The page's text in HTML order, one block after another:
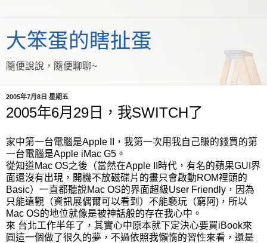
大笨蛋的瞎扯蛋
隨便說說，隨便聊聊~
2005年7月8日 星期五
2005年6月29日，我SWITCH了
家中第一台電腦是Apple II，我第一次用我自己賺的錢買的第
一台電腦是Apple iMac G5。
從知道Mac OS之後（當然在Apple II時代，有名的蘋果GUI界
面還沒有出現，開機不放磁碟片的畫只會啟動ROM裡頭的
Basic）一直都聽說Mac OS的界面超級User Friendly，因為
只能遠觀（資訊展偶爾可以看到）不能褻玩（窮阿)，所以
Mac OS的地位就像是被神話般的存在我心中。
來 台北工作半年了，其實心中原本就下定決心要買iBook來
圓這一個做了很久的夢，不過依照我懶惰的習性來看，還是